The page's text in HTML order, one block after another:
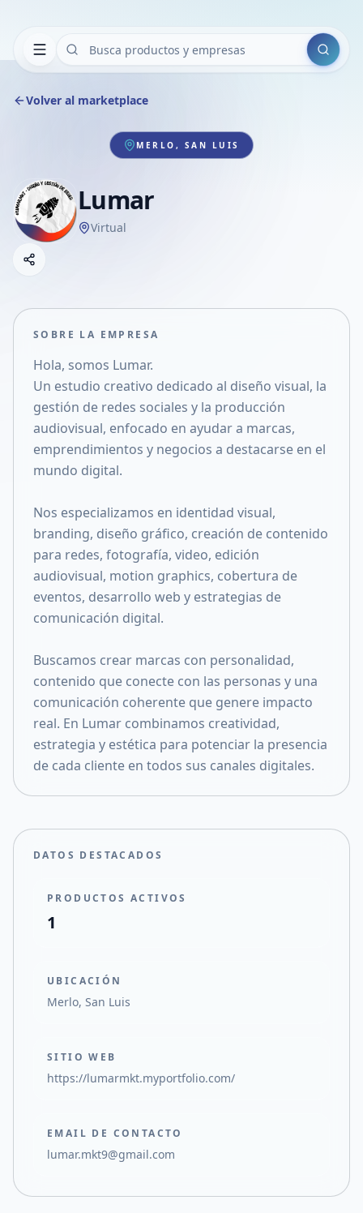
Buscar
Volver al marketplace
MERLO, SAN LUIS
Lumar
Virtual
Compartir empresa
Compartir en X
SOBRE LA EMPRESA
Hola, somos Lumar.
Un estudio creativo dedicado al diseño visual, la
gestión de redes sociales y la producción
audiovisual, enfocado en ayudar a marcas,
emprendimientos y negocios a destacarse en el
mundo digital.
Nos especializamos en identidad visual,
branding, diseño gráfico, creación de contenido
para redes, fotografía, video, edición
audiovisual, motion graphics, cobertura de
eventos, desarrollo web y estrategias de
comunicación digital.
Buscamos crear marcas con personalidad,
contenido que conecte con las personas y una
comunicación coherente que genere impacto
real. En Lumar combinamos creatividad,
estrategia y estética para potenciar la presencia
de cada cliente en todos sus canales digitales.
DATOS DESTACADOS
PRODUCTOS ACTIVOS
1
UBICACIÓN
Merlo, San Luis
SITIO WEB
https://lumarmkt.myportfolio.com/
EMAIL DE CONTACTO
lumar.mkt9@gmail.com